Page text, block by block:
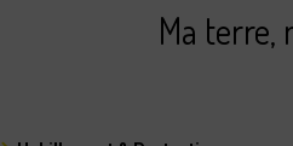
Ma terre,